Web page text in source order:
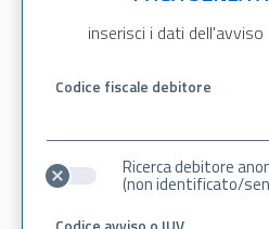
inserisci i dati dell'avviso
Codice fiscale debitore
Ricerca debitore
(non identificato/